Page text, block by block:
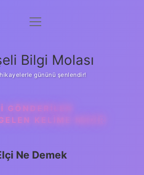
Anasayfa
Yasal Uyarı
menüyü
Bilgi Molası
hikayelerle gününü şenlendir!
GÖNDERILEN
KELIME NEDIR
Ne Demek